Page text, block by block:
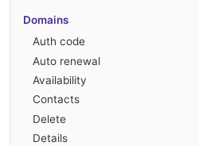
Domains
Auth code
Auto renewal
Availability
Contacts
Delete
Details